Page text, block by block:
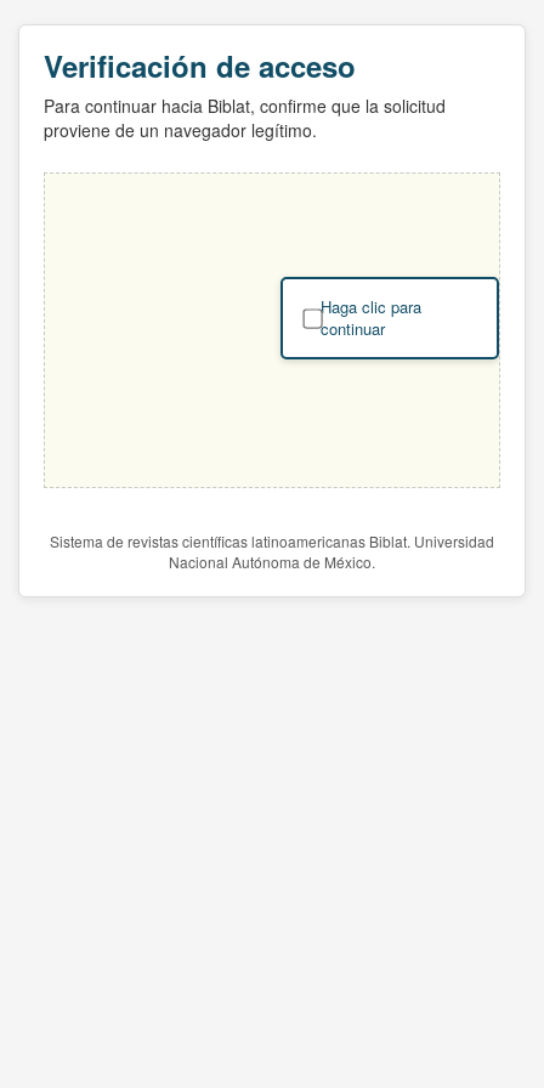
Verificación de acceso
Para continuar hacia Biblat, confirme que la solicitud
proviene de un navegador legítimo.
Haga clic para
continuar
Sistema de revistas científicas latinoamericanas Biblat. Universidad
Nacional Autónoma de México.